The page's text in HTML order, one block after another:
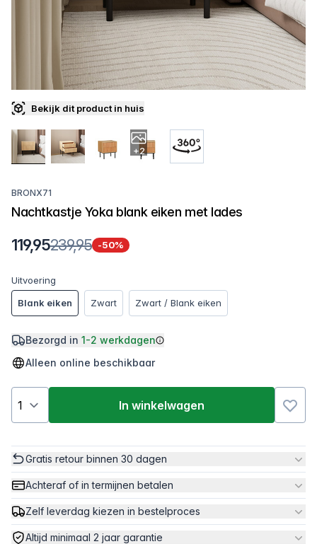
Bekijk dit product in huis
+2
BRONX71
Nachtkastje Yoka blank eiken met lades
119,95239,95 -50%
Uitvoering
Blank eiken
Zwart Zwart / Blank eiken
Bezorgd in 1-2 werkdagen
Alleen online beschikbaar
In winkelwagen
Gratis retour binnen 30 dagen
Achteraf of in termijnen betalen
Zelf leverdag kiezen in bestelproces
Altijd minimaal 2 jaar garantie